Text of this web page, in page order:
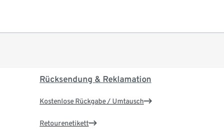
Rücksendung & Reklamation
Kostenlose Rückgabe / Umtausch
Retourenetikett